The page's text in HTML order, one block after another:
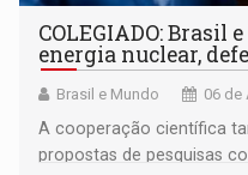
COLEGIADO: Brasil
energia nuclear,
Brasil e Mundo 06 de
A cooperação científica
propostas de pesquisas